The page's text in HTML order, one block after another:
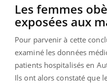
Les femmes
exposées aux
Pour parvenir à cette
examiné les données
patients hospitalisés en
Ils ont alors constaté que